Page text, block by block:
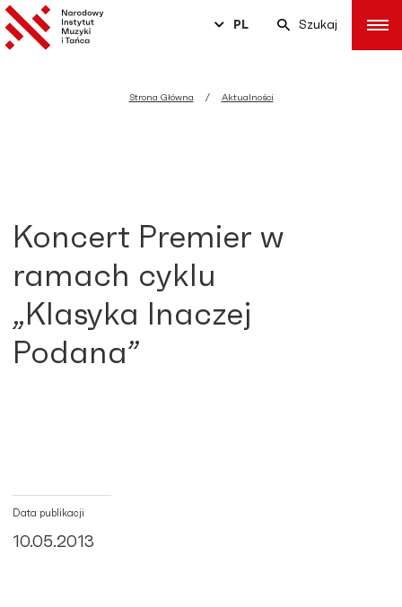
PL Szukaj
Strona Główna Aktualności
Koncert Premier w
ramach cyklu
„Klasyka Inaczej
Podana”
Data publikacji
10.05.2013